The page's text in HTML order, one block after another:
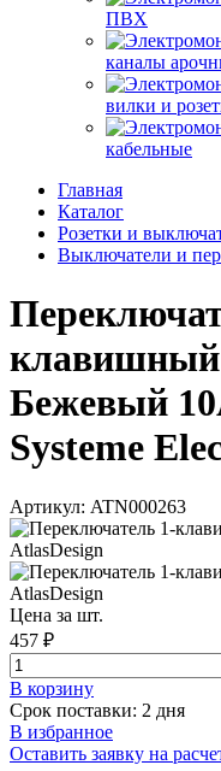
ПВХ
каналы
вилки и
кабельные
Главная
Каталог
Розетки и
Выключатели и
клавишный
Бежевый
Systeme
Артикул: ATN000263
Цена за шт.
457 ₽
В корзинy
Срок поставки: 2 дня
В избранное
Оставить заявку на